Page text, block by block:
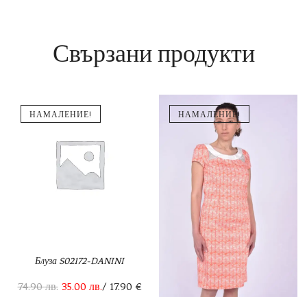
Свързани продукти
НАМАЛЕНИЕ!
Блуза S02172-DANINI
74.90лв. 35.00 лв./ 17.90 €
НАМАЛЕНИЕ!